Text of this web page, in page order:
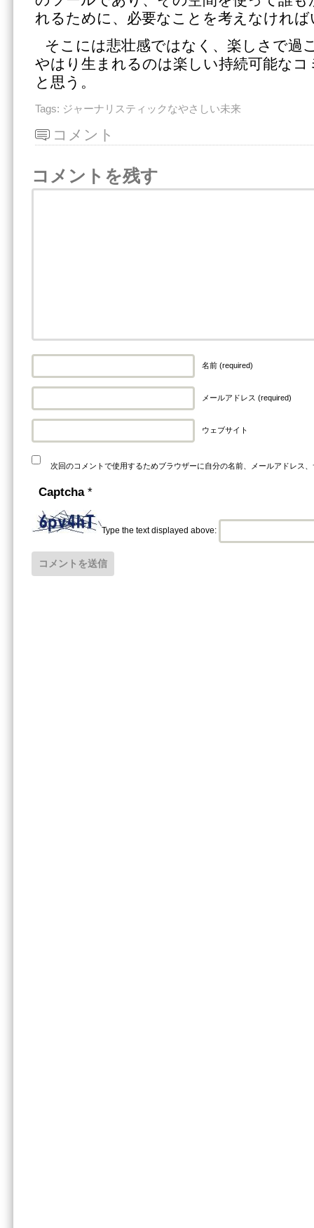
れるために、必要なことを考えなけれ
そこには悲壮感ではなく、楽しさで過
やはり生まれるのは楽しい持続可能な
と思う。
Tags: ジャーナリスティックなやさしい未来
コメント
コメントを残す
名前 (required)
メールアドレス (required)
ウェブサイト
次回のコメントで使用するためブラウザーに自分の名前、メールアドレス
Captcha *
Type the text displayed above: